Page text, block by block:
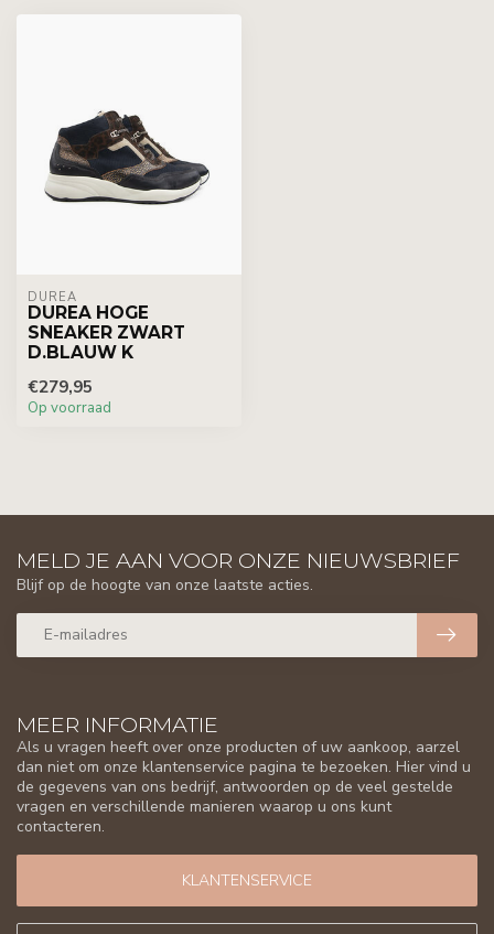
DUREA
DUREA HOGE
SNEAKER ZWART
D.BLAUW K
€279,95
Op voorraad
MEER INFORMATIE
Als u vragen heeft over onze producten of uw aankoop, aarzel
dan niet om onze klantenservice pagina te bezoeken. Hier vind u
de gegevens van ons bedrijf, antwoorden op de veel gestelde
vragen en verschillende manieren waarop u ons kunt
contacteren.
KLANTENSERVICE
MELD JE AAN VOOR ONZE NIEUWSBRIEF
Blijf op de hoogte van onze laatste acties.